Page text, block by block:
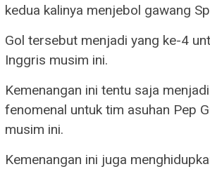
kedua kalinya menjebol gawang
Gol tersebut menjadi yang ke-4
Inggris musim ini.
Kemenangan ini tentu saja
fenomenal untuk tim asuhan Pep
musim ini.
Kemenangan ini juga